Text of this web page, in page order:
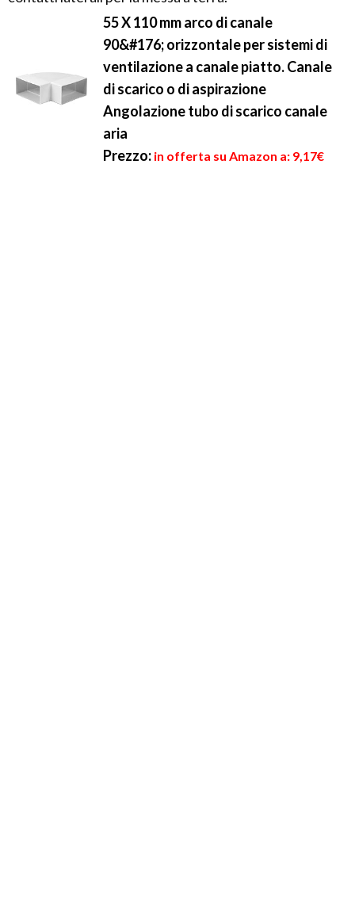
55 X 110 mm arco di canale
90&#176; orizzontale per sistemi di
ventilazione a canale piatto. Canale
di scarico o di aspirazione
Angolazione tubo di scarico canale
aria
Prezzo: in offerta su Amazon a: 9,17€